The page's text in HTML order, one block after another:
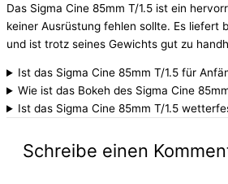
Das Sigma Cine 85mm T/1.5 ist ein
keiner Ausrüstung fehlen sollte. Es liefert
und ist trotz seines Gewichts gut zu
Ist das Sigma Cine 85mm T/1.5 für
Wie ist das Bokeh des Sigma Cine
Ist das Sigma Cine 85mm T/1.5
Schreibe einen